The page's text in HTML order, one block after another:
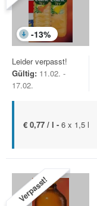
-13%
Leider verpasst!
Gültig: 11.02. -
17.02.
€ 0,77 / l - 6 x 1,5 l
Verpasst!